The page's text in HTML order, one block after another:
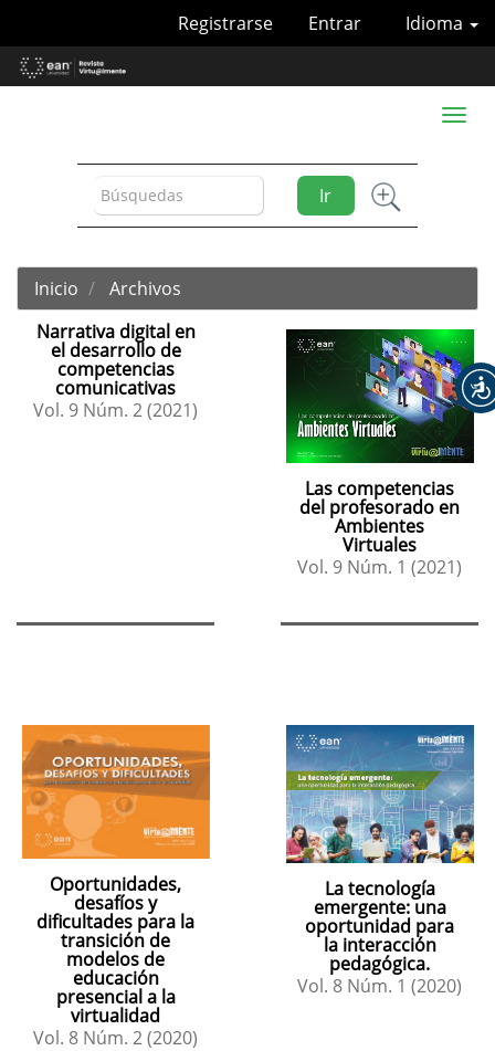
Contenido
principal
Idioma
Registrarse Entrar
Ir
Toggle
Inicio
Archivos
Narrativa digital en
el desarrollo de
competencias
comunicativas
Vol. 9 Núm. 2 (2021)
Las competencias
del profesorado en
Ambientes
Virtuales
Vol. 9 Núm. 1 (2021)
Oportunidades,
desafíos y
dificultades para la
transición de
modelos de
educación
presencial a la
virtualidad
Vol. 8 Núm. 2 (2020)
La tecnología
emergente: una
oportunidad para
la interacción
pedagógica.
Vol. 8 Núm. 1 (2020)